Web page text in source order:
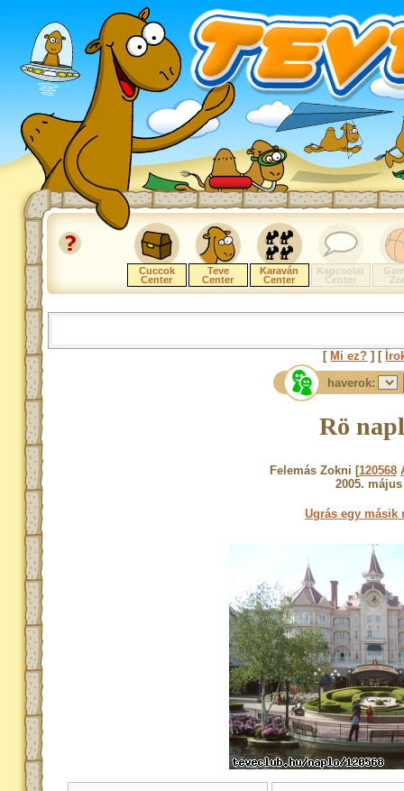
Cuccok
Center
Teve
Center
Karaván
Center
Kapcsolat
Center
[ Mi ez? ] [
haverok:
Rö
Felemás Zokni [120568
2005.
Ugrás egy másik